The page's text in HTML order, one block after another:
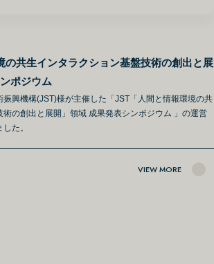
の共生インタラクション基盤技術の創出と展
ポジウム
振興機構(JST)様が主催した「JST「人間と情報環境の共
の創出と展開」領域 成果発表シンポジウム 」の運営
た。
VIEW MORE